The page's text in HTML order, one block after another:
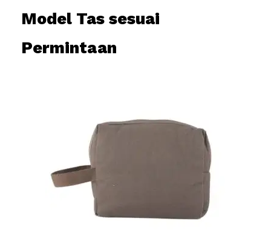
Model Tas sesuai
Permintaan